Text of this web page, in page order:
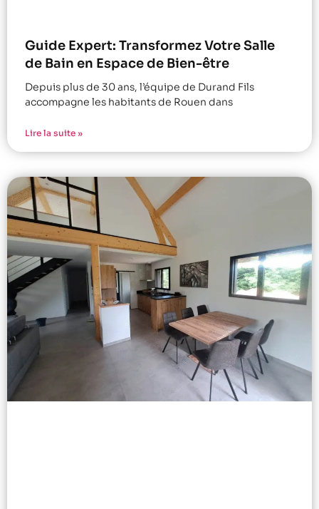
Guide Expert: Transformez Votre Salle
de Bain en Espace de Bien-être
Depuis plus de 30 ans, l’équipe de Durand Fils
accompagne les habitants de Rouen dans
Lire la suite »